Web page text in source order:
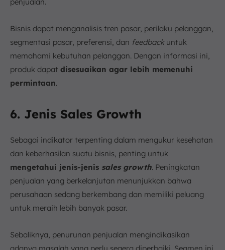
Bisnis dapat menganalisis tren pasar, perilaku pelanggan,
segmentasi pasar, preferensi, dan feedbackuntuk
memahami kebutuhan pelanggan. Dengan informasi ini,
produk dapat disesuaikan agar lebih memenuhi
permintaan.
6. Jenis Sales Growth
Sebagai indikator terpenting dalam mengukur kesehatan
dan keberhasilan suatu bisnis, penting untuk
mengetahui jenis-jenis sales growth. Peningkatan
penjualan yang berkelanjutan menunjukkan bahwa
perusahaan sedang berkembang dan memiliki peluang
untuk meraih lebih banyak pasar.
Sebaliknya, penurunan penjualan mengindikasikan